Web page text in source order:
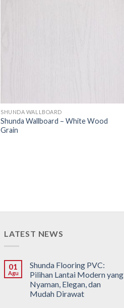
SHUNDA WALLBOARD
Shunda Wallboard – White Wood
Grain
LATEST NEWS
01
Agu
Shunda Flooring PVC:
Pilihan Lantai Modern yang
Nyaman, Elegan, dan
Mudah Dirawat